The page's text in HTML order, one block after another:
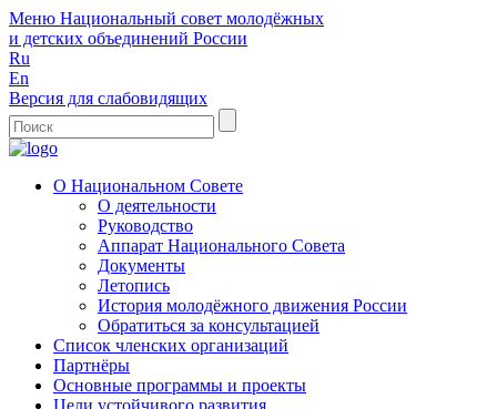
Меню Национальный совет молодёжных
и детских объединений России
Ru
En
Версия для слабовидящих
О Национальном Совете
О деятельности
Руководство
Аппарат Национального Совета
Документы
Летопись
История молодёжного движения России
Обратиться за консультацией
Список членских организаций
Партнёры
Основные программы и проекты
Цели устойчивого развития